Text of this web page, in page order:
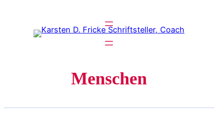
springen
Menschen